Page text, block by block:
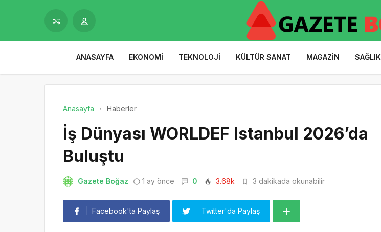
ANASAYFA EKONOMI TEKNOLOJI KÜLTÜR SANAT MAGAZIN SAĞLIK
Anasayfa Haberler
İş Dünyası WORLDEF Istanbul 2026’da
Buluştu
Gazete Boğaz 1 ay önce 0 3.68k 3 dakikada okunabilir
Facebook'ta Paylaş Twitter'da Paylaş